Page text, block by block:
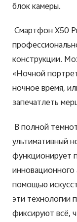
блок камеры.
Смартфон X50
конструкции.
«Ночной
ночное время,
запечатлеть
В полной
ультимативный
функционирует
помощью
эти технологии
фиксируют всё,